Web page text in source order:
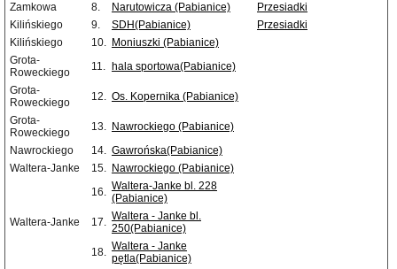
Zamkowa
8. Narutowicza (Pabianice)
Przesiadki
Kilińskiego
9. SDH(Pabianice)
Przesiadki
Kilińskiego
10. Moniuszki (Pabianice)
Grota-
Roweckiego
11. hala sportowa(Pabianice)
Grota-
Roweckiego
12. Os. Kopernika (Pabianice)
Grota-
Roweckiego
13. Nawrockiego (Pabianice)
Nawrockiego
14. Gawrońska(Pabianice)
Waltera-Janke
15. Nawrockiego (Pabianice)
16. Waltera-Janke bl. 228
(Pabianice)
Waltera-Janke
17. Waltera - Janke bl.
250(Pabianice)
18. Waltera - Janke
pętla(Pabianice)